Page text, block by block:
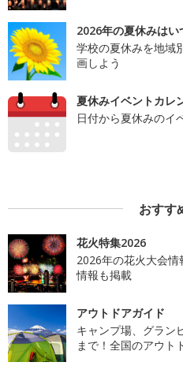
2026年の夏休みはい
学校の夏休みを地域
画しよう
夏休みイベントカレ
日付から夏休みのイ
おすす
花火特集2026
2026年の花火大会
情報も掲載
アウトドアガイド
キャンプ場、グラン
まで！全国のアウト